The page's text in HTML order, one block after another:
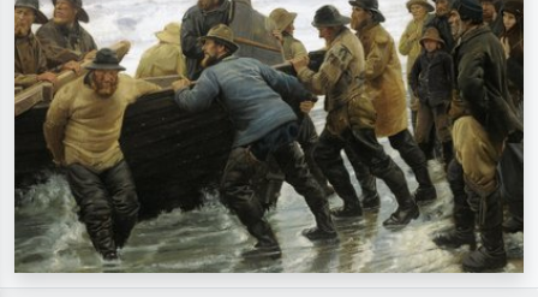
Hokusai-golf, naakt.
olieverfschilderij, staand naakt naast
een boom.